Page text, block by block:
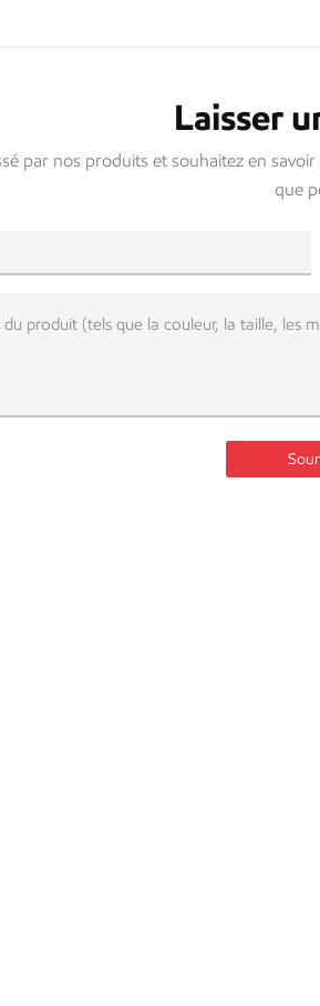
Laisser
par nos produits et souhaitez en
que